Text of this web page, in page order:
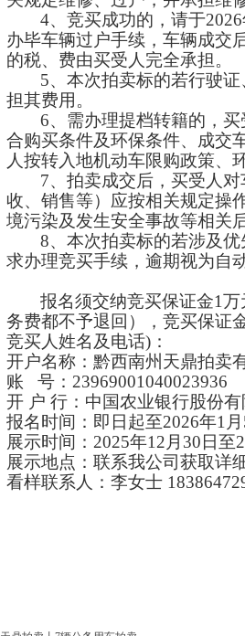
4、竞买成功的，请于
办毕车辆过户手续，车辆成交
的税、费由买受人完全承担。
5、本次拍卖标的若行驶证
担其费用。
6、需办理提档转籍的，
合购买条件及环保条件、成交
人按转入地机动车限购政策、
7、拍卖成交后，买受人
收、销售等）应按相关规定操
境污染及发生安全事故等相关
8、本次拍卖标的若涉及
求办理竞买手续，逾期视为自
报名须交纳竞买保证金1
务费都不予退回），竞买保证
竞买人姓名及电话)：
开户名称：黔西南州天鼎拍卖
账
号：23969001040023936
开 户 行：中国农业银行股份
报名时间：即日起至2026年1 月
展示时间： 2025年12月 30 日至
展示地点：联系我公司获取详
看样联系人：李女士